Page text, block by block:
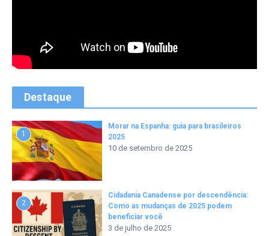
Destaque
1
Morar na Espanha: guia para brasileiros
2025
10 de setembro de 2025
2
Cidadania Canadense por descendência:
Como as mudanças de 2025 podem
beneficiar você
3 de julho de 2025